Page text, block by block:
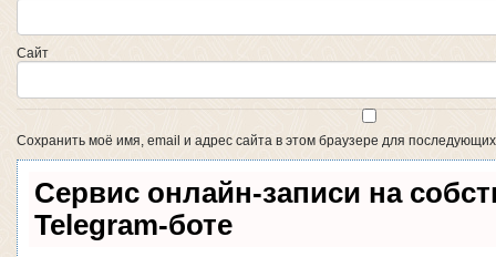
Сайт
Сохранить моё имя, email и адрес сайта в этом браузере для
Сервис онлайн-записи на
Telegram-боте